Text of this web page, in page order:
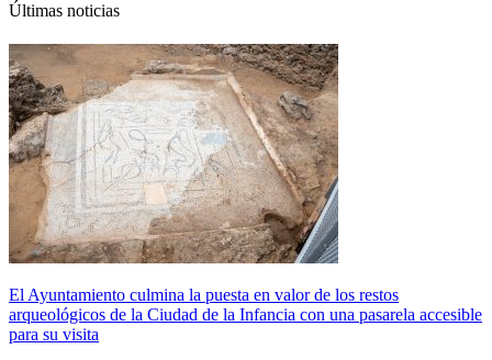
Últimas noticias
El Ayuntamiento culmina la puesta en valor de los restos
arqueológicos de la Ciudad de la Infancia con una pasarela accesible
para su visita